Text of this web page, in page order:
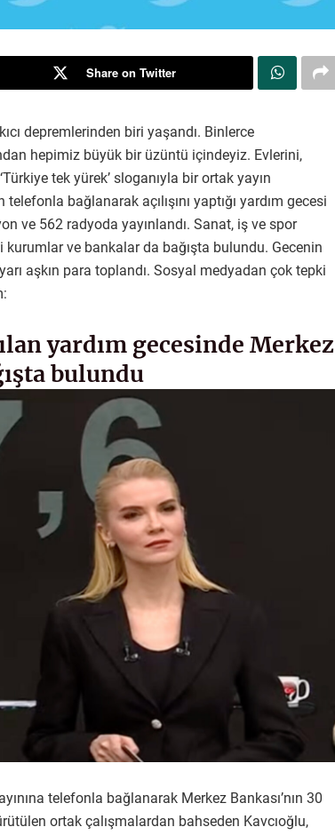
Share on Twitter
depremlerinden biri yaşandı. Binlerce
hepimiz büyük bir üzüntü içindeyiz. Evlerini,
tek yürek’ sloganıyla bir ortak yayın
bağlanarak açılışını yaptığı yardım gecesi
ve 562 radyoda yayınlandı. Sanat, iş ve spor
ve bankalar da bağışta bulundu. Gecenin
aşkın para toplandı. Sosyal medyadan çok tepki
yardım gecesinde Merkez
bulundu
telefonla bağlanarak Merkez Bankası’nın 30
ortak çalışmalardan bahseden Kavcıoğlu,